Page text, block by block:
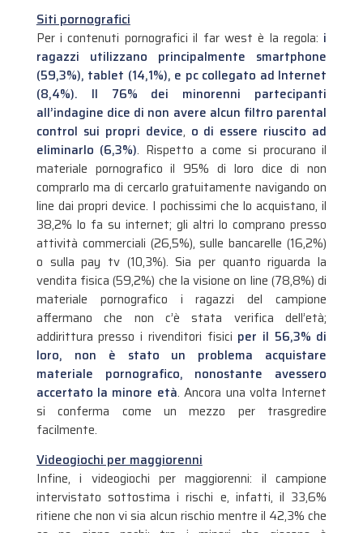
Siti pornografici
Per i contenuti pornografici il far west è la regola: i
ragazzi utilizzano principalmente smartphone
(59,3%), tablet (14,1%), e pc collegato ad Internet
(8,4%).
Il 76% dei minorenni partecipanti
all’indagine dice di non avere alcun filtro parental
control sui propri device, o di essere riuscito ad
eliminarlo (6,3%). Rispetto a come si procurano il
materiale pornografico il 95% di loro dice di non
comprarlo ma di cercarlo gratuitamente navigando on
line dai propri device. I pochissimi che lo acquistano, il
38,2% lo fa su internet; gli altri lo comprano presso
attività commerciali (26,5%), sulle bancarelle (16,2%)
o sulla pay tv (10,3%). Sia per quanto riguarda la
vendita fisica (59,2%) che la visione on line (78,8%) di
materiale pornografico i ragazzi del campione
affermano che non c’è stata verifica dell’età;
addirittura presso i rivenditori fisici per il 56,3% di
loro, non è stato un problema acquistare
materiale pornografico, nonostante avessero
accertato la minore età. Ancora una volta Internet
si conferma come un mezzo per trasgredire
facilmente.
Videogiochi per maggiorenni
Infine, i videogiochi per maggiorenni: il campione
intervistato sottostima i rischi e, infatti, il 33,6%
ritiene che non vi sia alcun rischio mentre il 42,3% che